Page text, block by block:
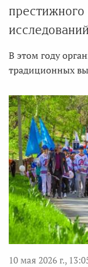
престижного
исследований
В этом году
традиционных
10 мая 2026 г.,